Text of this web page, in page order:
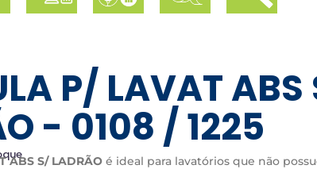
P/ LAVAT ABS
- 0108 / 1225
ABS S/ LADRÃO é ideal para lavatórios que não